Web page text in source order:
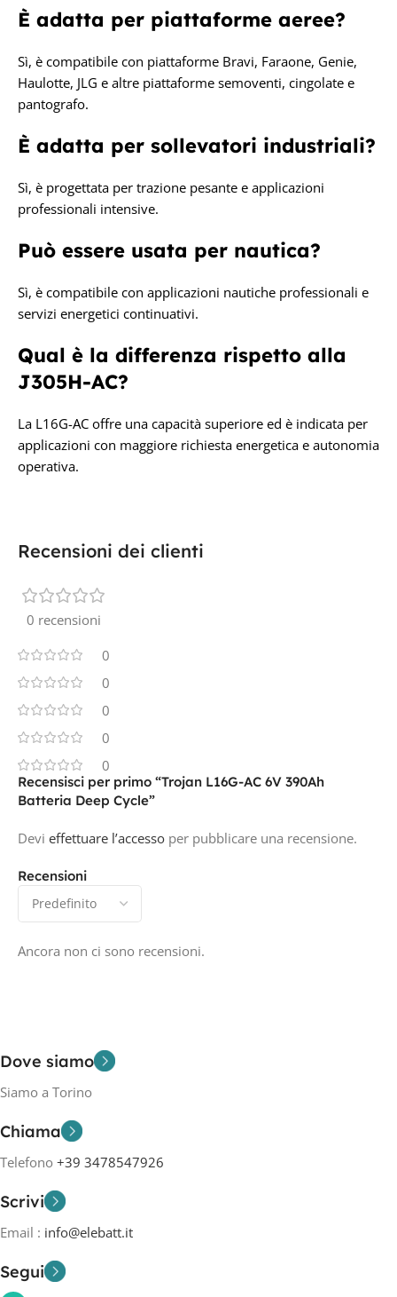
È adatta per piattaforme aeree?
Sì, è compatibile con piattaforme Bravi, Faraone, Genie,
Haulotte, JLG e altre piattaforme semoventi, cingolate e
pantografo.
È adatta per sollevatori industriali?
Sì, è progettata per trazione pesante e applicazioni
professionali intensive.
Può essere usata per nautica?
Sì, è compatibile con applicazioni nautiche professionali e
servizi energetici continuativi.
Qual è la differenza rispetto alla
J305H-AC?
La L16G-AC offre una capacità superiore ed è indicata per
applicazioni con maggiore richiesta energetica e autonomia
operativa.
Recensioni dei clienti
0 recensioni
0
0
0
0
0
Recensioni
Ancora non ci sono recensioni.
Recensisci per primo “Trojan L16G-AC 6V 390Ah
Batteria Deep Cycle”
Devi effettuare l’accesso per pubblicare una recensione.
Dove siamo
Siamo a Torino
Chiama
Telefono +39 3478547926
Scrivi
Email : info@elebatt.it
Segui